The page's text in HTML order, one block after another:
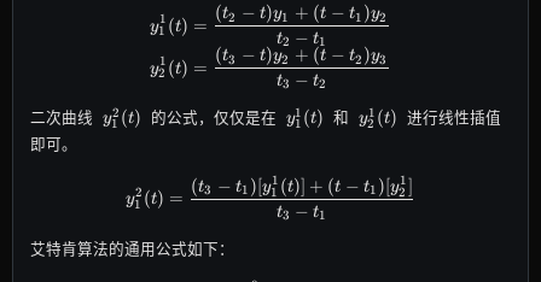
y_1^1(t) = \frac{(t_2 - t)y_1 +
y1
1 (t) =
t2 − t1
(t2 − t)y1 + (t − t1 )y2
y2
1 (t) =
t3 − t2
(t3 − t)y2 + (t − t2 )y3
二次曲线 y_1^2(t)
y1
2 (t) 的公式，仅仅是在 y_1^1(t)
y1
1 (t) 和y_2^1(t)
y2
1 (t) 进行线性插值
即可。
y_1^2(t) = \frac{(t_3 -
y1
2 (t) =
t3 − t1
(t3 − t1 )[y1
1 (t)] + (t − t1 )[y2
1]
艾特肯算法的通用公式如下：